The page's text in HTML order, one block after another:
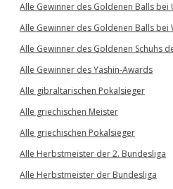
Alle Gewinner des Goldenen Balls bei
Alle Gewinner des Goldenen Balls bei
Alle Gewinner des Goldenen Schuhs
Alle Gewinner des Yashin-Awards
Alle gibraltarischen Pokalsieger
Alle griechischen Meister
Alle griechischen Pokalsieger
Alle Herbstmeister der 2. Bundesliga
Alle Herbstmeister der Bundesliga